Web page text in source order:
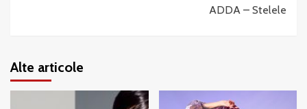
ADDA – Stelele
Alte articole